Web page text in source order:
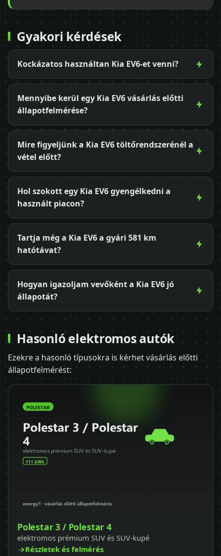
Gyakori kérdések
Kockázatos használtan Kia EV6-et venni?
Mennyibe kerül egy Kia EV6 vásárlás előtti
állapotfelmérése?
Mire figyeljünk a Kia EV6 töltőrendszerénél a
vétel előtt?
Hol szokott egy Kia EV6 gyengélkedni a
használt piacon?
Tartja még a Kia EV6 a gyári 581 km
hatótávat?
Hogyan igazoljam vevőként a Kia EV6 jó
állapotát?
Hasonló elektromos autók
Ezekre a hasonló típusokra is kérhet vásárlás előtti
állapotfelmérést:
Polestar 3 / Polestar 4
elektromos prémium SUV és SUV-kupé
Részletek és felmérés